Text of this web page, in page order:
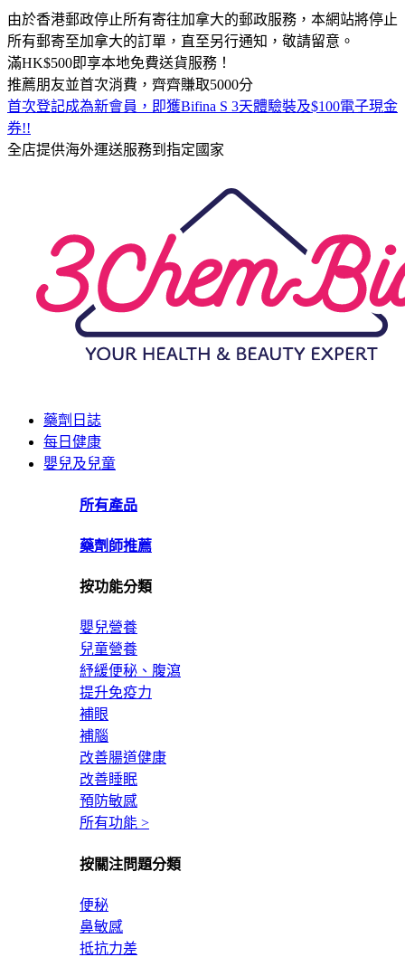
由於香港郵政停止所有寄往加拿大的郵政服務，本網站將停止
所有郵寄至加拿大的訂單，直至另行通知，敬請留意。
滿HK$500即享本地免費送貨服務！
推薦朋友並首次消費，齊齊賺取5000分
首次登記成為新會員，即獲Bifina S 3天體驗裝及$100電子現金
券!!
全店提供海外運送服務到指定國家
藥劑日誌
每日健康
嬰兒及兒童
所有產品
藥劑師推薦
按功能分類
嬰兒營養
兒童營養
紓緩便秘、腹瀉
提升免疫力
補眼
補腦
改善腸道健康
改善睡眠
預防敏感
所有功能 >
按關注問題分類
便秘
鼻敏感
抵抗力差